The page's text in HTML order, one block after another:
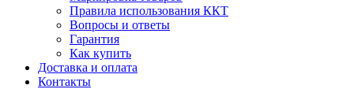
Правила использования ККТ
Вопросы и ответы
Гарантия
Как купить
Доставка и оплата
Контакты